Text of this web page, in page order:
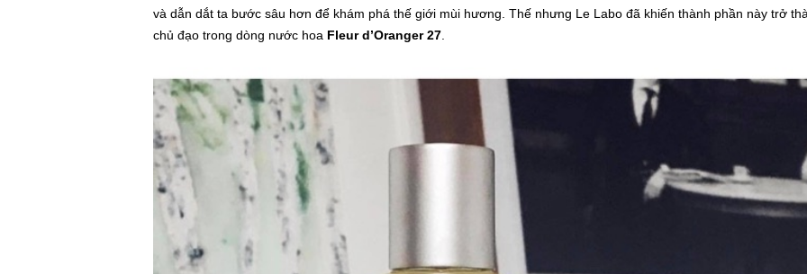
và dẫn dắt ta bước sâu hơn để khám phá thế giới mùi hương. Thế nhưng Le Labo đã khiến thành phần này trở
chủ đạo trong dòng nước hoa Fleur d’Oranger 27